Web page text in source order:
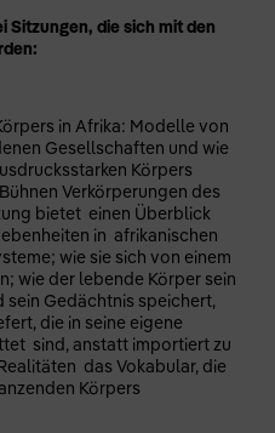
Sitzungen, die sich mit den
in Afrika: Modelle von
Gesellschaften und wie
Körpers
Verkörperungen des
bietet einen Überblick
in afrikanischen
wie sie sich von einem
wie der lebende Körper sein
Gedächtnis speichert,
die in seine eigene
sind, anstatt importiert zu
das Vokabular, die
Körpers